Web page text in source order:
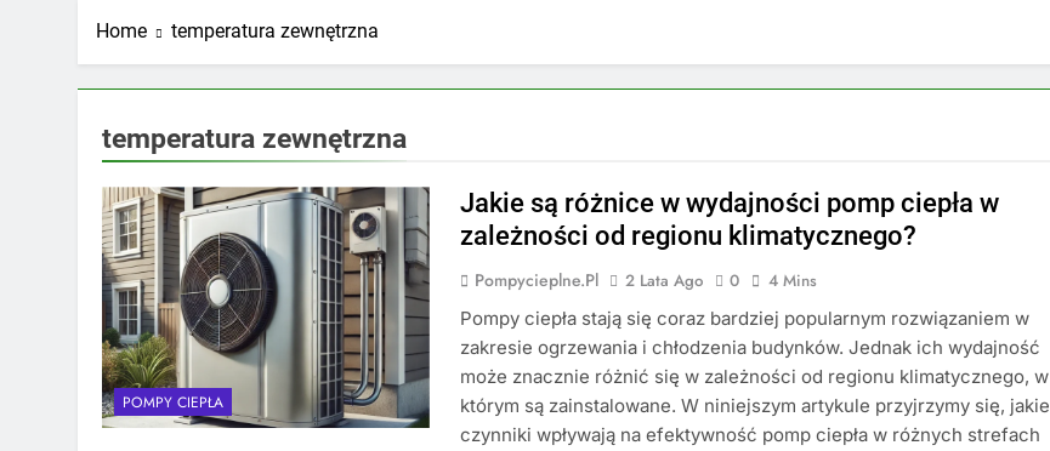
Home temperatura zewnętrzna
temperatura zewnętrzna
POMPY CIEPŁA
Jakie są różnice w wydajności pomp ciepła w
zależności od regionu klimatycznego?
Pompycieplne.pl 2 Lata Ago 0
4 Mins
Pompy ciepła stają się coraz bardziej popularnym rozwiązaniem w
zakresie ogrzewania i chłodzenia budynków. Jednak ich wydajność
może znacznie różnić się w zależności od regionu klimatycznego, w
którym są zainstalowane. W niniejszym artykule przyjrzymy się, jakie
czynniki wpływają na efektywność pomp ciepła w różnych strefach